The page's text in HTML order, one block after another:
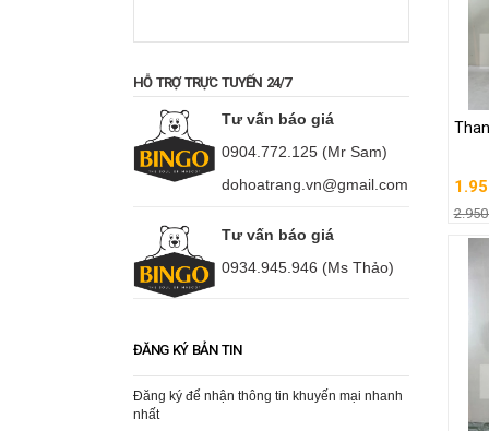
HỖ TRỢ TRỰC TUYẾN 24/7
Tư vấn báo giá
0904.772.125 (Mr Sam)
dohoatrang.vn@gmail.com
Tư vấn báo giá
0934.945.946 (Ms Thảo)
ĐĂNG KÝ BẢN TIN
Đăng ký để nhận thông tin khuyến mại nhanh
nhất